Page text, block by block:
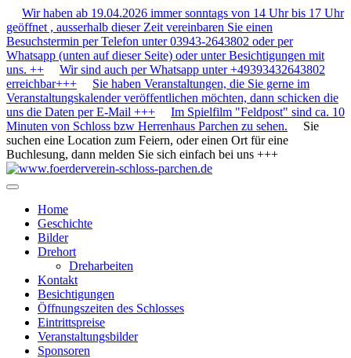
Wir haben ab 19.04.2026 immer sonntags von 14 Uhr bis 17 Uhr
geöffnet , ausserhalb dieser Zeit vereinbaren Sie einen
Besuchstermin per Telefon unter 03943-2643802 oder per
Whatsapp (unten auf dieser Seite) oder unter Besichtigungen mit
uns. ++
Wir sind auch per Whatsapp unter +49393432643802
erreichbar+++
Sie haben Veranstaltungen, die Sie gerne im
Veranstaltungskalender veröffentlichen möchten, dann schicken die
uns die Daten per E-Mail +++
Im Spielfilm "Feldpost" sind ca. 10
Minuten von Schloss bzw Herrenhaus Parchen zu sehen. Sie
suchen eine Location zum Feiern, oder einen Ort für eine
Buchlesung, dann melden Sie sich einfach bei uns +++
Home
Geschichte
Bilder
Drehort
Dreharbeiten
Kontakt
Besichtigungen
Öffnungszeiten des Schlosses
Eintrittspreise
Veranstaltungsbilder
Sponsoren